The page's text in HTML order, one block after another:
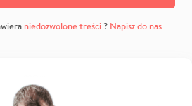
niedozwolone treści? Napisz do nas